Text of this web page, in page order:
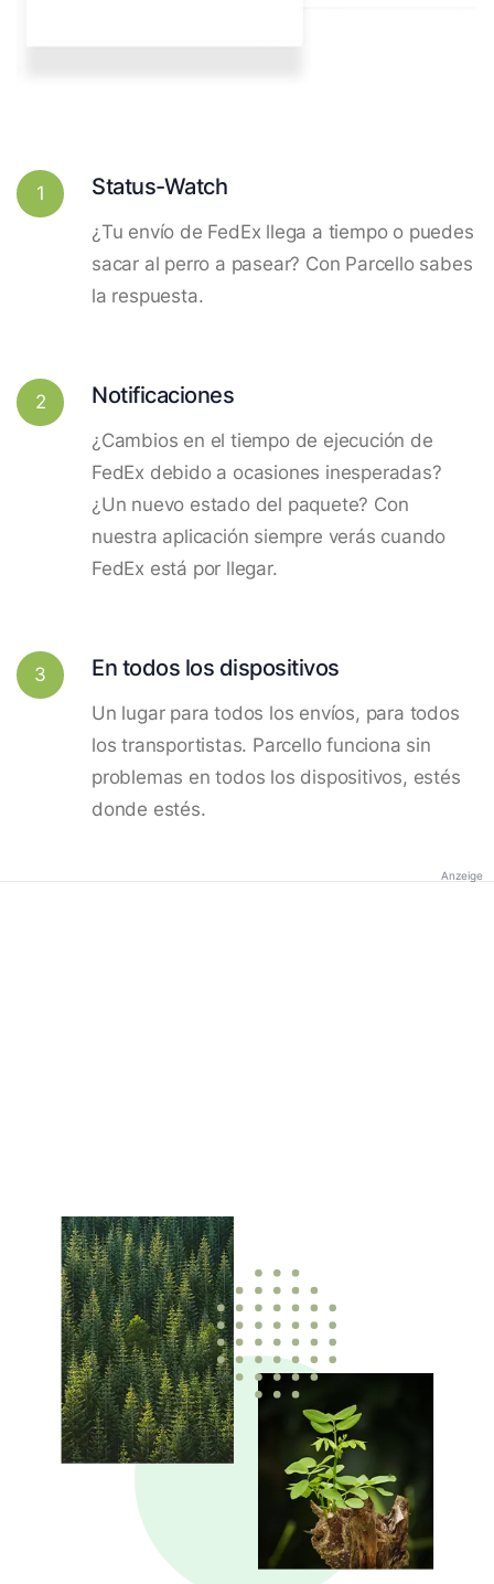
1 Status-Watch
¿Tu envío de FedEx llega a tiempo o puedes
sacar al perro a pasear? Con Parcello sabes
la respuesta.
2 Notificaciones
¿Cambios en el tiempo de ejecución de
FedEx debido a ocasiones inesperadas?
¿Un nuevo estado del paquete? Con
nuestra aplicación siempre verás cuando
FedEx está por llegar.
3 En todos los dispositivos
Un lugar para todos los envíos, para todos
los transportistas. Parcello funciona sin
problemas en todos los dispositivos, estés
donde estés.
Anzeige